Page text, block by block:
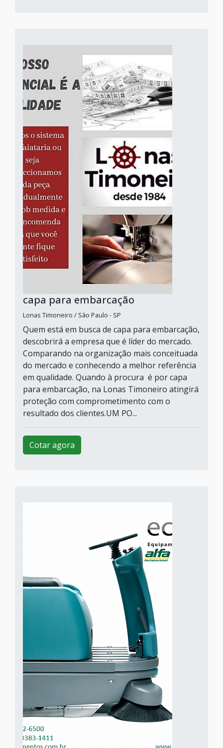
capa para embarcação
Lonas Timoneiro / São Paulo - SP
Quem está em busca de capa para embarcação,
descobrirá a empresa que é líder do mercado.
Comparando na organização mais conceituada
do mercado e conhecendo a melhor referência
em qualidade. Quando à procura é por capa
para embarcação, na Lonas Timoneiro atingirá
proteção com comprometimento com o
resultado dos clientes.UM PO...
Cotar agora